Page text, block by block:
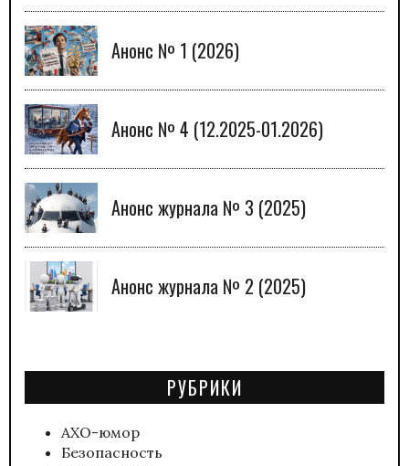
Анонс № 1 (2026)
Анонс № 4 (12.2025-01.2026)
Анонс журнала № 3 (2025)
Анонс журнала № 2 (2025)
РУБРИКИ
АХО-юмор
Безопасность